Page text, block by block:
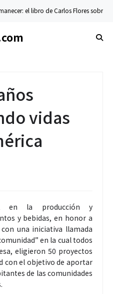
el libro de Carlos Flores sobre fe y
vidas
en la producción y
y bebidas, en honor a
una iniciativa llamada
en la cual todos
eligieron 50 proyectos
con el objetivo de aportar
de las comunidades